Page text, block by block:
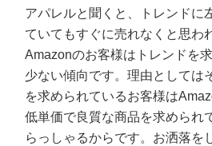
アパレルと聞くと、トレンドに
ていてもすぐに売れなくと思わ
Amazonのお客様はトレンドを
少ない傾向です。理由としては
を求められているお客様は
低単価で良質な商品を求められ
らっしゃるからです。お洒落を